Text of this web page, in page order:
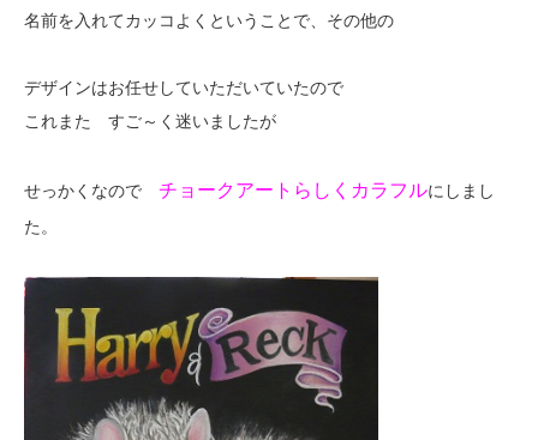
名前を入れてカッコよくということで、その他の
デザインはお任せしていただいていたので
これまた すご～く迷いましたが
せっかくなので チョークアートらしくカラフルにしまし
た。